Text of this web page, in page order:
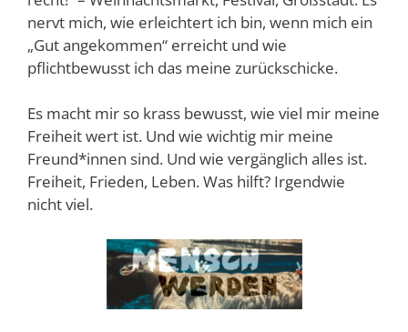
nervt mich, wie erleichtert ich bin, wenn mich ein
„Gut angekommen“ erreicht und wie
pflichtbewusst ich das meine zurückschicke.
Es macht mir so krass bewusst, wie viel mir meine
Freiheit wert ist. Und wie wichtig mir meine
Freund*innen sind. Und wie vergänglich alles ist.
Freiheit, Frieden, Leben. Was hilft? Irgendwie
nicht viel.